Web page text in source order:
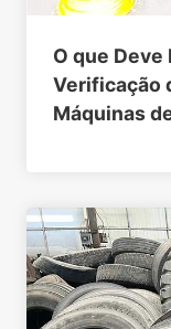
O que
Verificação
Máquinas